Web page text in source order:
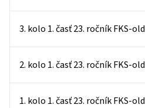
3. kolo 1. časť 23. ročník FKS-old
2. kolo 1. časť 23. ročník FKS-old
1. kolo 1. časť 23. ročník FKS-old